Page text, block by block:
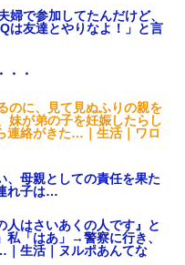
婦で参加してたんだけど、
は友達とやりなよ！」と言
・・
のに、見て見ぬふりの親を
妹が弟の子を妊娠したらし
連絡がきた…｜生活｜ワロ
、母親としての責任を果た
れ子は…
人はさいあくの人です』と
私「はあ」→警察に行き、
｜生活｜ヌルポあんてな